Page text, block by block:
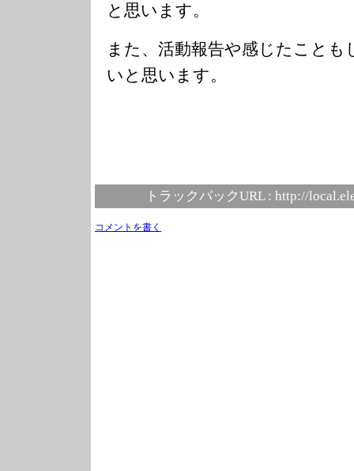
と思います。
また、活動報告や感じたこと
いと思います。
トラックバックURL : http://
コメントを書く